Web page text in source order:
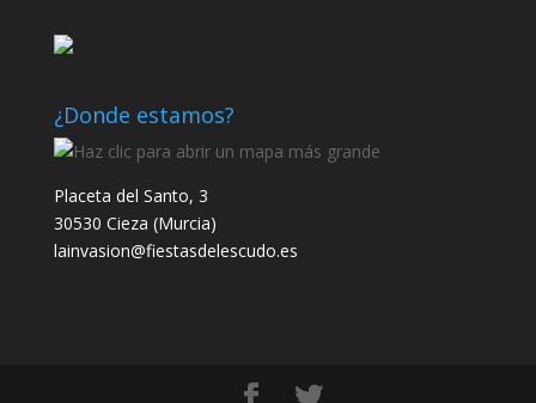
¿Donde estamos?
Placeta del Santo, 3
30530 Cieza (Murcia)
lainvasion@fiestasdelescudo.es